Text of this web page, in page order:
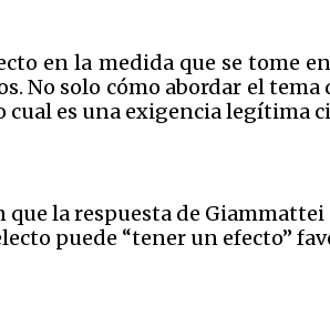
en la medida que se tome
No solo cómo abordar el
es una exigencia legítima
la respuesta de
puede “tener un efecto”